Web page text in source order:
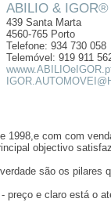
ABILIO & IGOR®
439 Santa Marta
4560-765 Porto
Telefone: 934 730 058
Telemóvel: 919 911
1998,e com com
objectivo
são os pilares
preço e claro está o